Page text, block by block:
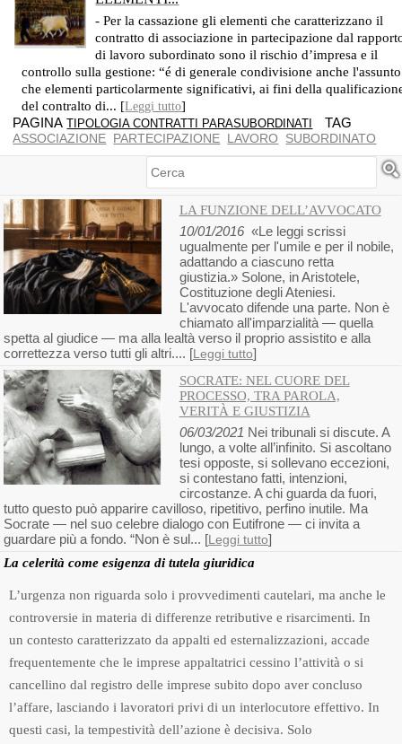
- Per la cassazione gli elementi che caratterizzano il
contratto di associazione in partecipazione dal
di lavoro subordinato sono il rischio d’impresa e il
controllo sulla gestione: “é di generale condivisione anche l'assunto
che elementi particolarmente significativi, ai fini della
del contralto di... [Leggi tutto]
PAGINATIPOLOGIA CONTRATTI PARASUBORDINATI TAG
ASSOCIAZIONE PARTECIPAZIONE LAVORO SUBORDINATO
Cerca
LA FUNZIONE DELL’AVVOCATO
10/01/2016«Le leggi scrissi
ugualmente per l'umile e per il nobile,
adattando a ciascuno retta
giustizia.» Solone, in Aristotele,
Costituzione degli Ateniesi.
L'avvocato difende una parte. Non è
chiamato all'imparzialità — quella
spetta al giudice — ma alla lealtà verso il proprio assistito e alla
correttezza verso tutti gli altri.... [Leggi tutto]
SOCRATE: NEL CUORE DEL
PROCESSO, TRA PAROLA,
VERITÀ E GIUSTIZIA
06/03/2021 Nei tribunali si discute. A
lungo, a volte all’infinito. Si ascoltano
tesi opposte, si sollevano eccezioni,
si contestano fatti, intenzioni,
circostanze. A chi guarda da fuori,
tutto questo può apparire cavilloso, ripetitivo, perfino inutile. Ma
Socrate — nel suo celebre dialogo con Eutifrone — ci invita a
guardare più a fondo. “Non è sul... [Leggi tutto]
La celerità come esigenza di tutela giuridica
L’urgenza non riguarda solo i provvedimenti cautelari, ma anche le
controversie in materia di differenze retributive e risarcimenti. In
un contesto caratterizzato da appalti ed esternalizzazioni, accade
frequentemente che le imprese appaltatrici cessino l’attività o si
cancellino dal registro delle imprese subito dopo aver concluso
l’affare, lasciando i lavoratori privi di un interlocutore effettivo. In
questi casi, la tempestività dell’azione è decisiva. Solo